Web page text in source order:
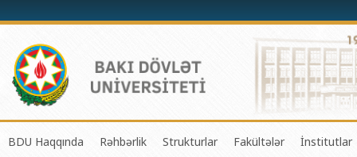
BDU Haqqında Rəhbərlik Strukturlar Fakültələr İnstitutlar